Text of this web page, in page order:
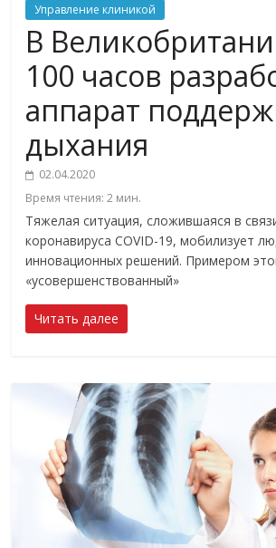
Управление клиникой
В
100 часов
аппарат
дыхания
02.04.2020
Время чтения:2 мин.
Тяжелая ситуация, сложившаяся в
коронавируса COVID-19, мобилизует
инновационных решений. Примером
«усовершенствованный»
Читать далее